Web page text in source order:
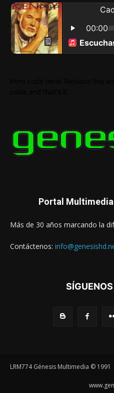
Portal
Más de 30 años marcando la
Contáctenos:
LRM774 Génesis Multimedia © 1991